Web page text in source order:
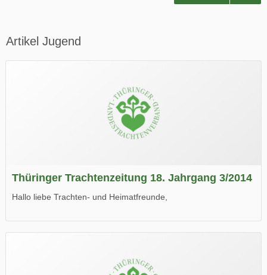
Artikel Jugend
Thüringer Trachtenzeitung 18. Jahrgang 3/2014
Hallo liebe Trachten- und Heimatfreunde,
Wir wünschen Euch viel Spaß beim Lesen.